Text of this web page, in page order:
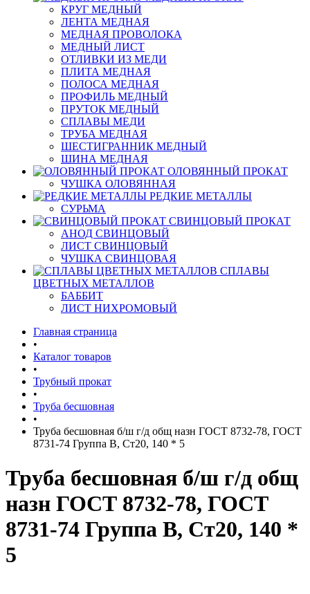
КРУГ МЕДНЫЙ
ЛЕНТА МЕДНАЯ
МЕДНАЯ ПРОВОЛОКА
МЕДНЫЙ ЛИСТ
ОТЛИВКИ ИЗ МЕДИ
ПЛИТА МЕДНАЯ
ПОЛОСА МЕДНАЯ
ПРОФИЛЬ МЕДНЫЙ
ПРУТОК МЕДНЫЙ
СПЛАВЫ МЕДИ
ТРУБА МЕДНАЯ
ШЕСТИГРАННИК МЕДНЫЙ
ШИНА МЕДНАЯ
ОЛОВЯННЫЙ ПРОКАТ
ЧУШКА ОЛОВЯННАЯ
РЕДКИЕ МЕТАЛЛЫ
СУРЬМА
СВИНЦОВЫЙ ПРОКАТ
АНОД СВИНЦОВЫЙ
ЛИСТ СВИНЦОВЫЙ
ЧУШКА СВИНЦОВАЯ
СПЛАВЫ
ЦВЕТНЫХ МЕТАЛЛОВ
БАББИТ
ЛИСТ НИХРОМОВЫЙ
Главная страница
•
Каталог товаров
•
Трубный прокат
•
Труба бесшовная
•
Труба бесшовная б/ш г/д общ назн ГОСТ 8732-78, ГОСТ
8731-74 Группа В, Ст20, 140 * 5
Труба бесшовная б/ш г/д общ
назн ГОСТ 8732-78, ГОСТ
8731-74 Группа В, Ст20, 140 *
5